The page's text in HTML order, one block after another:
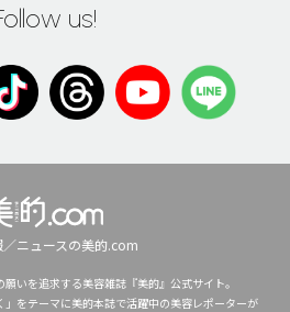
us!
ニュースの美的.com
願いを追求する美容雑誌『美的』公式サイト。
」をテーマに美的本誌で活躍中の美容レポーターが